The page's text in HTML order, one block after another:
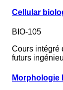
Cellular
BIO-105
Cours intégré
futurs
Morphologie I